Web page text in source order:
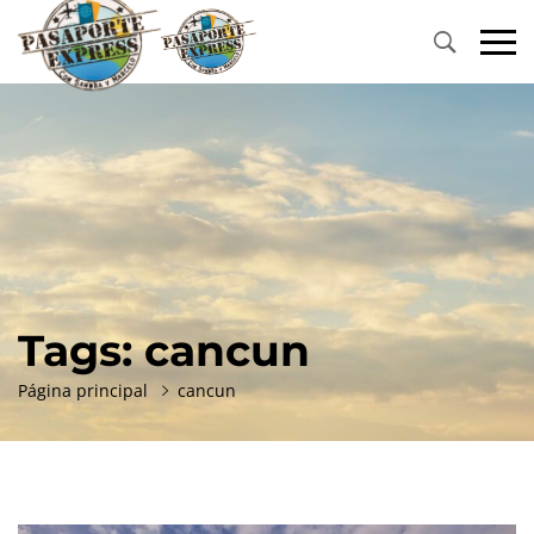
Menu
Tags: cancun
Página principal cancun